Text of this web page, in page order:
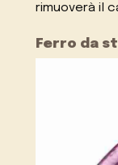
rimuoverà il
Ferro da